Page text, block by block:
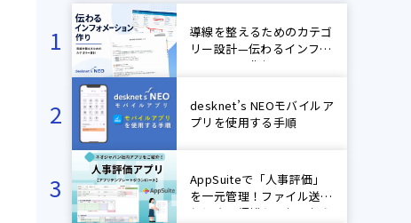
導線を整えるためのカテゴ
リー設計—伝わるインフォ
メーション作り
desknet’s NEOモバイルア
プリを使用する手順
AppSuiteで「人事評価」
を一元管理！ファイル送受
信による煩雑なやり取りを